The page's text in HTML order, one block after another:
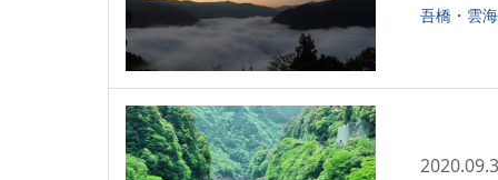
吾橋・雲